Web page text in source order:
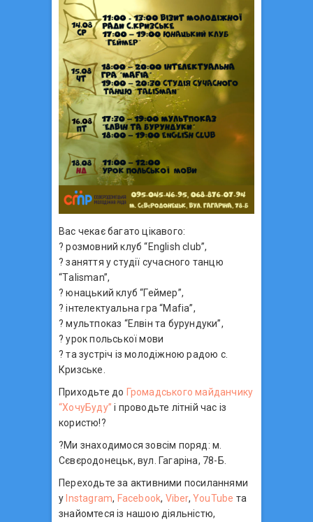
Вас чекає багато цікавого:
? розмовний клуб “English club”,
? заняття у студії сучасного танцю
“Тalisman”,
? юнацький клуб “Геймер”,
? інтелектуальна гра “Mafia”,
? мультпоказ “Елвін та бурундуки”,
? урок польської мови
? та зустріч із молодіжною радою с.
Кризське.
Приходьте до Громадського майданчику
“ХочуБуду” і проводьте літній час із
користю!?
?Ми знаходимося зовсім поряд: м.
Сєвєродонецьк, вул. Гагаріна, 78-Б.
Переходьте за активними посиланнями
уInstagram, Facebook, Viber,YouTube та
знайомтеся із нашою діяльністю,